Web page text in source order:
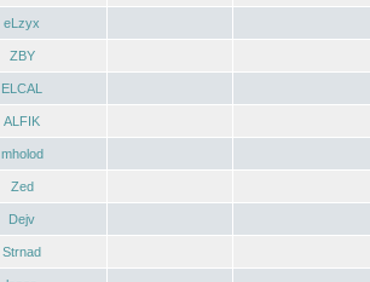
eLzyx
ZBY
ELCAL
ALFIK
mholod
Zed
Dejv
Strnad